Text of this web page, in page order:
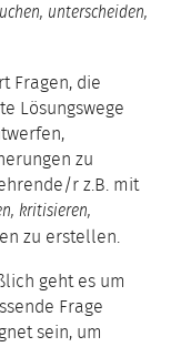
unterscheiden,
Fragen, die
Lösungswege
zu
r z.B. mit
kritisieren,
zu erstellen.
geht es um
Frage
sein, um